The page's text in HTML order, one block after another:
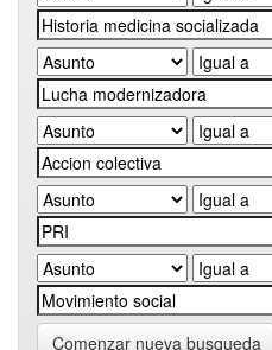
Comenzar nueva busqueda